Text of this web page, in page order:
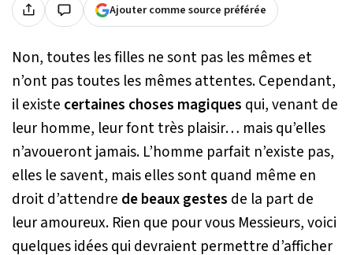
Ajouter comme source préférée
Non, toutes les filles ne sont pas les mêmes et
n’ont pas toutes les mêmes attentes. Cependant,
il existe certaines choses magiques qui, venant de
leur homme, leur font très plaisir… mais qu’elles
n’avoueront jamais. L’homme parfait n’existe pas,
elles le savent, mais elles sont quand même en
droit d’attendre de beaux gestes de la part de
leur amoureux. Rien que pour vous Messieurs, voici
quelques idées qui devraient permettre d’afficher